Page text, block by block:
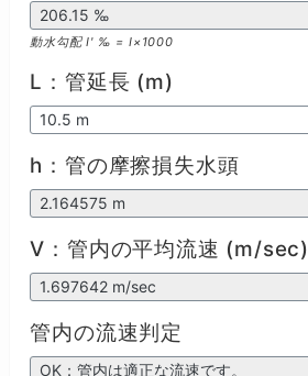
動水勾配 I' ‰ = I×1000
L：管延長 (m)
h：管の摩擦損失水頭
V：管内の平均流速 (m/sec)
管内の流速判定